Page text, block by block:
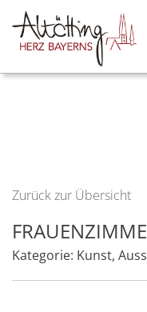
Zurück zur Übersicht
Kategorie: Kunst,